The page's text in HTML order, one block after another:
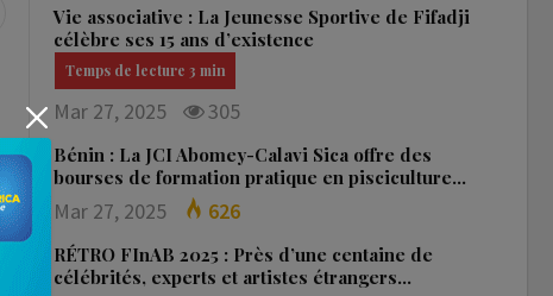
Vie associative : La Jeunesse Sportive de Fifadji
célèbre ses 15 ans d’existence
Mar 27, 2025 305
Bénin : La JCI Abomey-Calavi Sica offre des
bourses de formation pratique en pisciculture…
Mar 27, 2025 626
RÉTRO FInAB 2025 : Près d’une centaine de
célébrités, experts et artistes étrangers…